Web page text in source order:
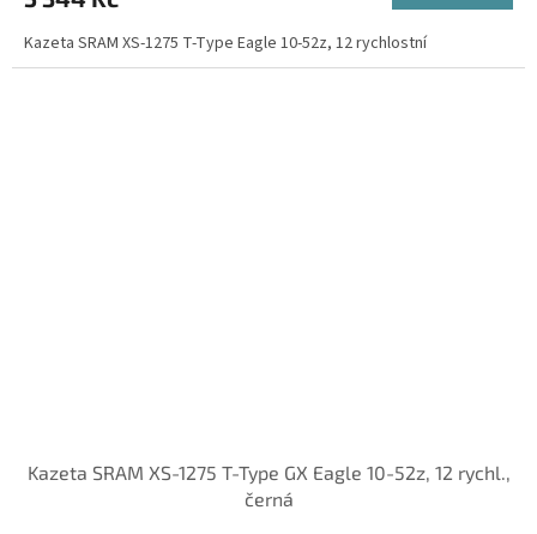
Kazeta SRAM XS-1275 T-Type Eagle 10-52z, 12 rychlostní
Kazeta SRAM XS-1275 T-Type GX Eagle 10-52z, 12 rychl.,
černá